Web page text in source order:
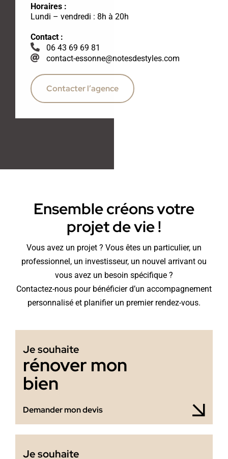
Horaires :
Lundi – vendredi : 8h à 20h
Contact :
06 43 69 69 81
contact-essonne@notesdestyles.com
Contacter l’agence
Ensemble créons votre
projet de vie !
Vous avez un projet ? Vous êtes un particulier, un
professionnel, un investisseur, un nouvel arrivant ou
vous avez un besoin spécifique ?
Contactez-nous pour bénéficier d’un accompagnement
personnalisé et planifier un premier rendez-vous.
Je souhaite
rénover mon
bien
Demander mon devis
Je souhaite